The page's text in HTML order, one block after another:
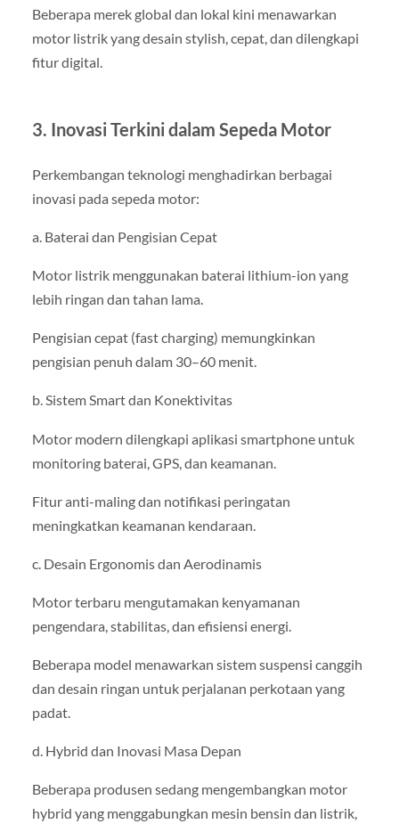
Beberapa merek global dan lokal kini menawarkan
motor listrik yang desain stylish, cepat, dan dilengkapi
fitur digital.
3. Inovasi Terkini dalam Sepeda Motor
Perkembangan teknologi menghadirkan berbagai
inovasi pada sepeda motor:
a. Baterai dan Pengisian Cepat
Motor listrik menggunakan baterai lithium-ion yang
lebih ringan dan tahan lama.
Pengisian cepat (fast charging) memungkinkan
pengisian penuh dalam 30–60 menit.
b. Sistem Smart dan Konektivitas
Motor modern dilengkapi aplikasi smartphone untuk
monitoring baterai, GPS, dan keamanan.
Fitur anti-maling dan notifikasi peringatan
meningkatkan keamanan kendaraan.
c. Desain Ergonomis dan Aerodinamis
Motor terbaru mengutamakan kenyamanan
pengendara, stabilitas, dan efisiensi energi.
Beberapa model menawarkan sistem suspensi canggih
dan desain ringan untuk perjalanan perkotaan yang
padat.
d. Hybrid dan Inovasi Masa Depan
Beberapa produsen sedang mengembangkan motor
hybrid yang menggabungkan mesin bensin dan listrik,